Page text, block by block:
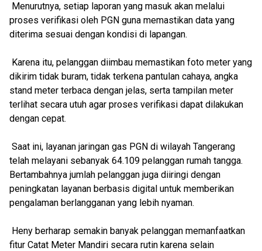
Menurutnya, setiap laporan yang masuk akan melalui
proses verifikasi oleh PGN guna memastikan data yang
diterima sesuai dengan kondisi di lapangan.
Karena itu, pelanggan diimbau memastikan foto meter yang
dikirim tidak buram, tidak terkena pantulan cahaya, angka
stand meter terbaca dengan jelas, serta tampilan meter
terlihat secara utuh agar proses verifikasi dapat dilakukan
dengan cepat.
Saat ini, layanan jaringan gas PGN di wilayah Tangerang
telah melayani sebanyak 64.109 pelanggan rumah tangga.
Bertambahnya jumlah pelanggan juga diiringi dengan
peningkatan layanan berbasis digital untuk memberikan
pengalaman berlangganan yang lebih nyaman.
Heny berharap semakin banyak pelanggan memanfaatkan
fitur Catat Meter Mandiri secara rutin karena selain